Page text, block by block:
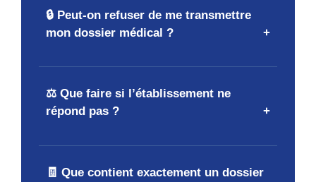
🔒 Peut-on refuser de me transmettre
mon dossier médical ?
⚖️ Que faire si l’établissement ne
répond pas ?
🧾 Que contient exactement un dossier